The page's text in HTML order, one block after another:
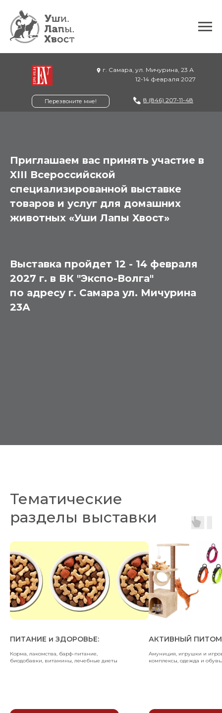
г. Самара, ул. Мичурина, 23 А
12-14 февраля 2027
8 (846) 207-11-48
Перезвоните мне!
Приглашаем вас принять участие в
XIII Всероссийской
специализированной выставке
товаров и услуг для домашних
животных «Уши Лапы Хвост»
Выставка пройдет 12 - 14 февраля
2027 г. в ВК "Экспо-Волга"
по адресу г. Самара ул. Мичурина
23А
Тематические
разделы выставки
ПИТАНИЕ и ЗДОРОВЬЕ:
Корма, лакомства, барф-питание,
биодобавки, витамины, лечебные диеты
АКТИВНЫЙ
Амуниция, игрушки и
комплексы, одежда и